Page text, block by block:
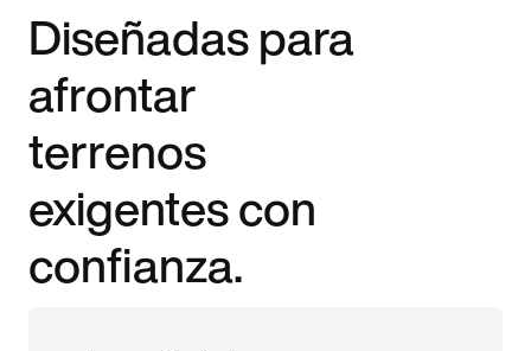
Diseñadas para
afrontar
terrenos
exigentes con
confianza.